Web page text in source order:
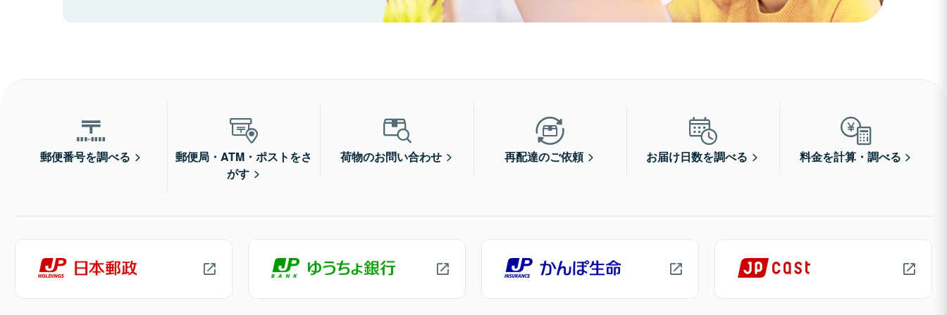
郵便番号を調べる
郵便局・ATM・ポストをさ
がす
荷物のお問い合わせ 再配達のご依頼 お届け日数を調べる 料金を計算・調べる